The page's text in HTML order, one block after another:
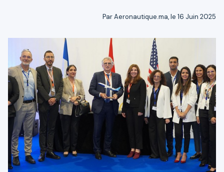
Par Aeronautique.ma, le 16 Juin 2025